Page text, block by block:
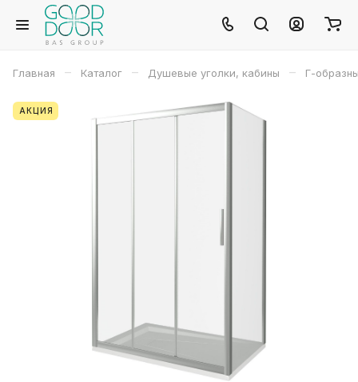
Главная – Каталог – Душевые уголки, кабины – Г-
АКЦИЯ